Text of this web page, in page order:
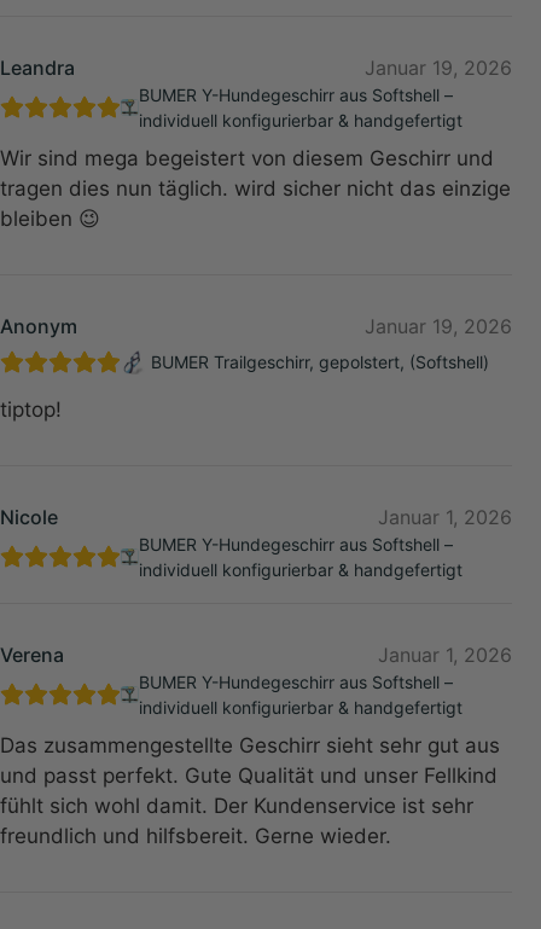
Leandra Januar 19, 2026
BUMER Y-Hundegeschirr aus Softshell –
individuell konfigurierbar & handgefertigt
Wir sind mega begeistert von diesem Geschirr und
tragen dies nun täglich. wird sicher nicht das einzige
bleiben 😉
Anonym Januar 19, 2026
BUMER Trailgeschirr, gepolstert, (Softshell)
tiptop!
Nicole Januar 1, 2026
BUMER Y-Hundegeschirr aus Softshell –
individuell konfigurierbar & handgefertigt
Verena Januar 1, 2026
BUMER Y-Hundegeschirr aus Softshell –
individuell konfigurierbar & handgefertigt
Das zusammengestellte Geschirr sieht sehr gut aus
und passt perfekt. Gute Qualität und unser Fellkind
fühlt sich wohl damit. Der Kundenservice ist sehr
freundlich und hilfsbereit. Gerne wieder.